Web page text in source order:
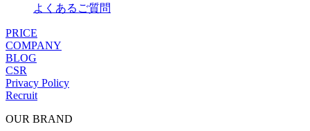
よくあるご質問
PRICE
COMPANY
BLOG
CSR
Privacy Policy
Recruit
OUR BRAND